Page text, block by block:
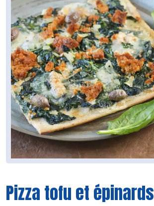
Pizza tofu et épinards